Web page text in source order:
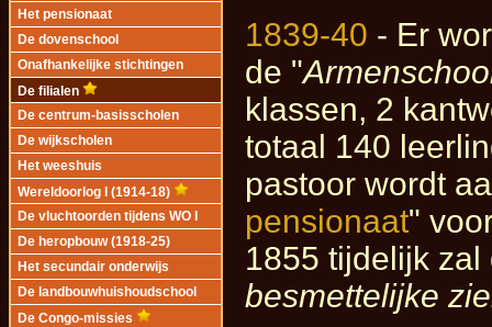
Het pensionaat
De dovenschool
Onafhankelijke stichtingen
De filialen
De centrum-basisscholen
De wijkscholen
Het weeshuis
Wereldoorlog I (1914-18)
De vluchtoorden tijdens WO I
De heropbouw (1918-25)
Het secundair onderwijs
De landbouwhuishoudschool
De Congo-missies
1839-40 - Er
de "
klassen, 2
totaal 140
pastoor wordt
pensionaat"
1855 tijdelijk zal
besmettelijke